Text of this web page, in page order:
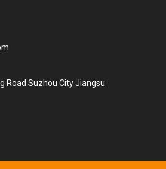
Road Suzhou City Jiangsu